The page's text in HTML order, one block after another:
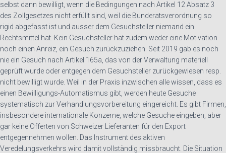
selbst dann bewilligt, wenn die Bedingungen nach Artikel 12 Absatz 3
des Zollgesetzes nicht erfüllt sind, weil die Bunderatsverordnung so
rigid abgefasst ist und ausser dem Gesuchsteller niemand ein
Rechtsmittel hat. Kein Gesuchsteller hat zudem weder eine Motivation
noch einen Anreiz, ein Gesuch zurückzuziehen. Seit 2019 gab es noch
nie ein Gesuch nach Artikel 165a, das von der Verwaltung materiell
geprüft wurde oder entgegen dem Gesuchsteller zurückgewiesen resp.
nicht bewilligt wurde. Weil in der Praxis inzwischen alle wissen, dass es
einen Bewilligungs-Automatismus gibt, werden heute Gesuche
systematisch zur Verhandlungsvorbereitung eingereicht. Es gibt Firmen,
insbesondere internationale Konzerne, welche Gesuche eingeben, aber
gar keine Offerten von Schweizer Lieferanten für den Export
entgegennehmen wollen. Das Instrument des aktiven
Veredelungsverkehrs wird damit vollständig missbraucht. Die Situation